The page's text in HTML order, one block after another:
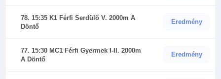
78. 15:35 K1 Férfi Serdülő V. 2000m A
Döntő
Eredmény
77. 15:30 MC1 Férfi Gyermek I-II. 2000m
A Döntő
Eredmény